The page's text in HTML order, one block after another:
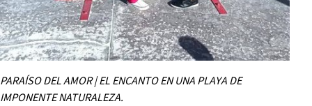
PARAÍSO DEL AMOR | EL ENCANTO EN UNA PLAYA DE
IMPONENTE NATURALEZA.